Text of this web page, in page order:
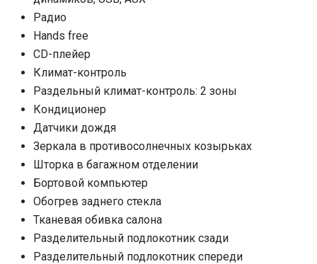
Радио
Hands free
CD-плейер
Климат-контроль
Раздельный климат-контроль: 2 зоны
Кондиционер
Датчики дождя
Зеркала в противосолнечных козырьках
Шторка в багажном отделении
Бортовой компьютер
Обогрев заднего стекла
Тканевая обивка салона
Разделительный подлокотник сзади
Разделительный подлокотник спереди